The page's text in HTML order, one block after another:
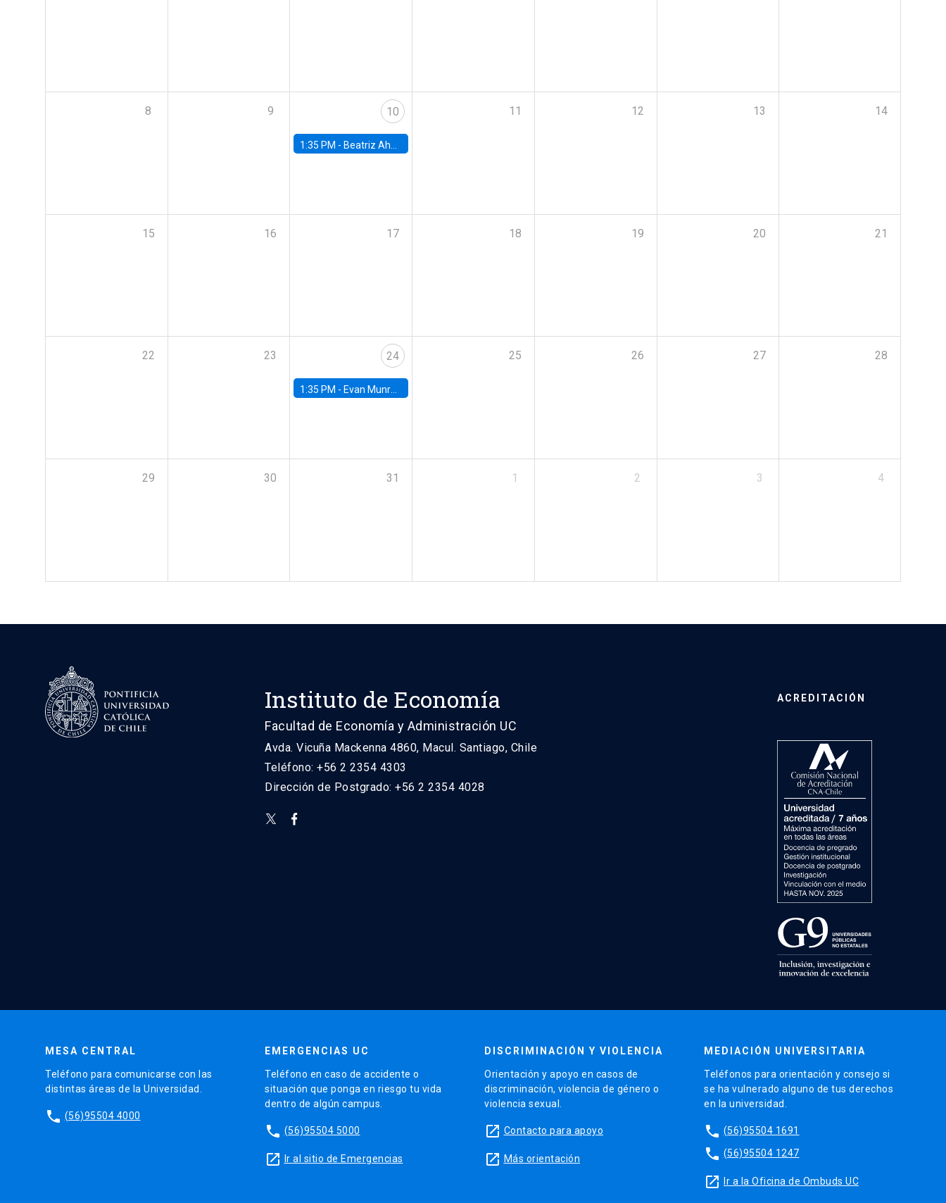
8 9 10
1:35 PM - Beatriz Ahumada, PhD candidate, Universidad de Pittsburgh
11 12 13 14
15 16 17 18 19 20 21
22 23 24
1:35 PM - Evan Munro, Neyman Visiting Assistant Professor in the Department of Statistics at UC Berkeley
25 26 27 28
29 30 31 1 2 3 4
Instituto de Economía
Facultad de Economía y Administración UC
Avda. Vicuña Mackenna 4860, Macul. Santiago, Chile
Teléfono: +56 2 2354 4303
Dirección de Postgrado: +56 2 2354 4028
ACREDITACIÓN
MESA CENTRAL
Teléfono para comunicarse con las
distintas áreas de la Universidad.
phone (56)95504 4000
EMERGENCIAS UC
Teléfono en caso de accidente o
situación que ponga en riesgo tu vida
dentro de algún campus.
phone (56)95504 5000
launch Ir al sitio de Emergencias
DISCRIMINACIÓN Y VIOLENCIA
Orientación y apoyo en casos de
discriminación, violencia de género o
violencia sexual.
launch Contacto para apoyo
launch Más orientación
MEDIACIÓN UNIVERSITARIA
Teléfonos para orientación y consejo si
se ha vulnerado alguno de tus derechos
en la universidad.
phone (56)95504 1691
phone (56)95504 1247
launch Ir a la Oficina de Ombuds UC